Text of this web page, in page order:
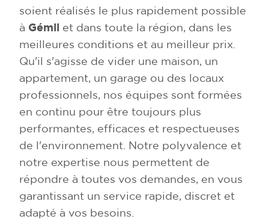
soient réalisés le plus rapidement possible
à Gémil
et dans toute la région, dans les
meilleures conditions et au meilleur prix.
Qu'il s'agisse de vider une maison, un
appartement, un garage ou des locaux
professionnels, nos équipes sont formées
en continu pour être toujours plus
performantes, efficaces et respectueuses
de l'environnement. Notre polyvalence et
notre expertise nous permettent de
répondre à toutes vos demandes, en vous
garantissant un service rapide, discret et
adapté à vos besoins.